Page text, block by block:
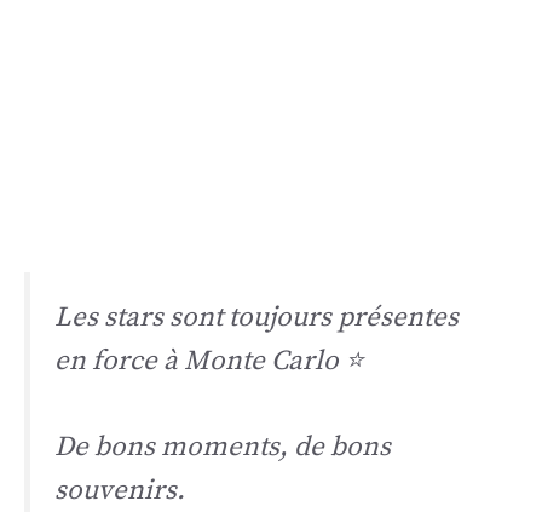
Les stars sont toujours présentes
en force à Monte Carlo ⭐
De bons moments, de bons
souvenirs.